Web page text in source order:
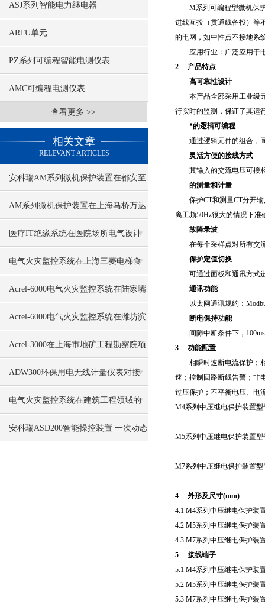
ASJ系列智能电力继电器
ARTU单元
PZ系列可编程智能电测仪表
AMC可编程电测仪表
查看更多 >>
相关文章
RELEVANT ARTICLES
安科瑞AM系列微机保护装置在都安至
巴马高速公路配电工程项目的应用
AM系列微机保护装置在上海马桥万达
广场配电工程中的设计与应用
医疗IT绝缘系统在医院场所电气设计
中的应用
电气火灾监控系统在上海三菱电梯食
堂的应用
Acrel-6000电气火灾监控系统在陆家嘴
某地下空间的应用
Acrel-6000电气火灾监控系统在潍坊滨
海开发区的应用
Acrel-3000在上海市地矿工程勘察院项
目的应用
ADW300环保用电无线计量仪表对接
昊美平台实例
电气火灾监控系统在建筑工程领域的
应用
安科瑞ASD200智能操控装置 一次动态
M系列可编程型微机保护
进线互投（贯通线备投）等
的电网，如中性点不接地系
应用行业：广泛应用于电
2 产品特点
高可靠性设计
本产品全部采用工业级元
行实时的监测，保证了其运
*的逻辑可编程
通过逻辑元件的组合，同
灵活方便的接线方式
其输入的交流电压可接相
的测量和计量
保护CT和测量CT分开输
离工频50Hz很大的情况下
故障录波
在每个采样点对所有交流
保护定值切换
可通过面板和通讯方式进
通讯功能
以太网通讯规约：
断电保持功能
间隙中断条件下，100ms
3 功能配置
相瞬时速断电流保护；相*
速；控制回路断线告警；非
过压保护；不平衡电压、电
M4系列中压继电保护装置型
M5系列中压继电保护装置型
M7系列中压继电保护装置型
4 外形及尺寸(mm)
4.1 M4系列中压继电保护装
4.2 M5系列中压继电保护装
4.3 M7系列中压继电保护装
5 接线端子
5.1 M4系列中压继电保护装
5.2 M5系列中压继电保护装
5.3 M7系列中压继电保护装